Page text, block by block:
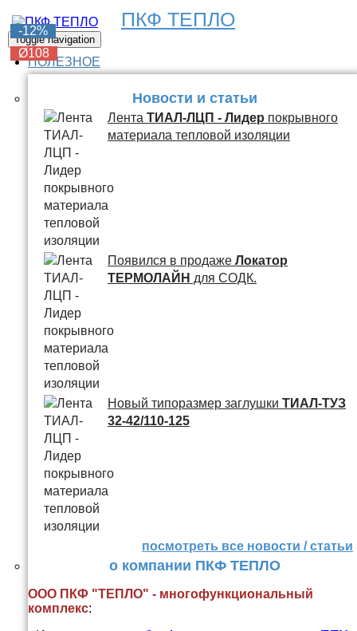
ПКФ ТЕПЛО
Toggle navigation
ПОЛЕЗНОЕ
Новости и статьи
Лента ТИАЛ-ЛЦП - Лидер покрывного
материала тепловой изоляции
Появился в продаже Локатор
ТЕРМОЛАЙН для СОДК.
Новый типоразмер заглушки ТИАЛ-ТУЗ
32-42/110-125
посмотреть все новости / статьи
о компании ПКФ ТЕПЛО
ООО ПКФ "ТЕПЛО" - многофункциональный
комплекс:
-6%
Ø108
-6%
Ø108
-6%
Ø108
-6%
Ø108
-12%
Ø108